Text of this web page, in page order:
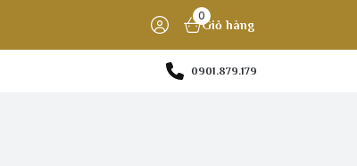
0
Giỏ hàng
0901.879.179